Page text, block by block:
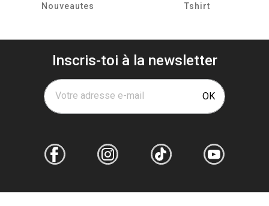
Nouveautes Tshirt
Inscris-toi à la newsletter
Votre adresse e-mail OK